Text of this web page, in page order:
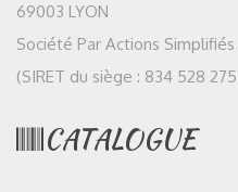
69003 LYON
Société Par Actions
(SIRET du siège : 834 528
CATALOGUE